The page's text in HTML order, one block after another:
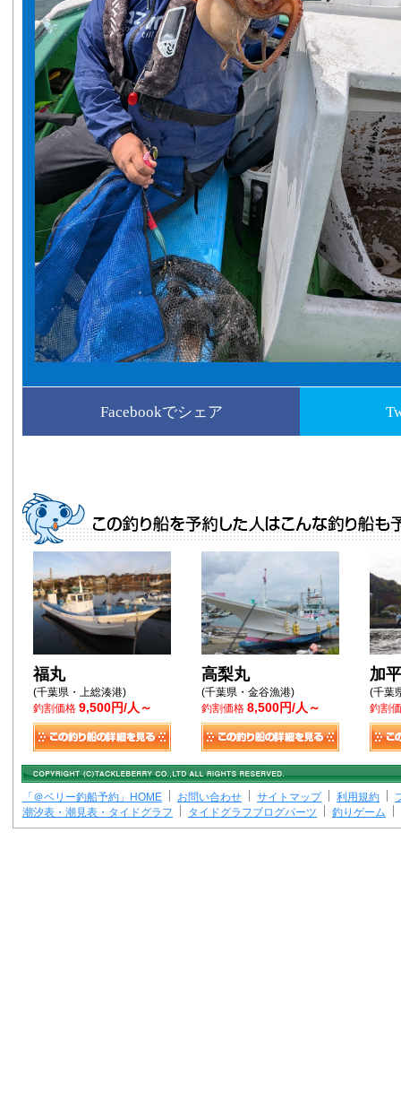
Facebookでシェア
福丸
(千葉県・上総湊港)
釣割価格 9,500円/人～
高梨丸
(千葉県・金谷漁港)
釣割価格 8,500円/人～
加
(千葉
釣割
「＠ベリー釣船予約」HOME お問い合わせ サイトマップ 利用規約
潮汐表・潮見表・タイドグラフ
タイドグラフブログパーツ 釣りゲーム